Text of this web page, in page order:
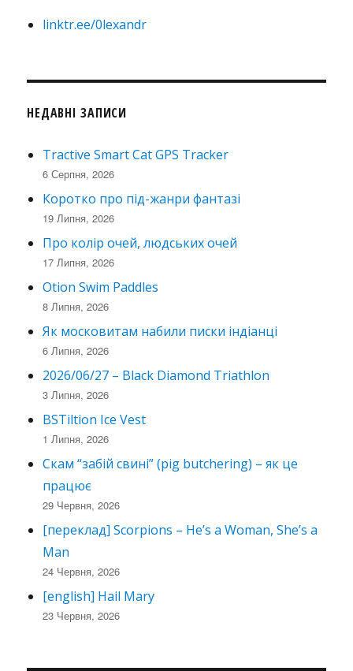
linktr.ee/0lexandr
НЕДАВНІ ЗАПИСИ
Tractive Smart Cat GPS Tracker
6 Серпня, 2026
Коротко про під-жанри фантазі
19 Липня, 2026
Про колір очей, людських очей
17 Липня, 2026
Otion Swim Paddles
8 Липня, 2026
Як московитам набили писки індіанці
6 Липня, 2026
2026/06/27 – Black Diamond Triathlon
3 Липня, 2026
BSTiltion Ice Vest
1 Липня, 2026
Скам “забій свині” (pig butchering) – як це
працює
29 Червня, 2026
[переклад] Scorpions – He’s a Woman, She’s a
Man
24 Червня, 2026
[english] Hail Mary
23 Червня, 2026